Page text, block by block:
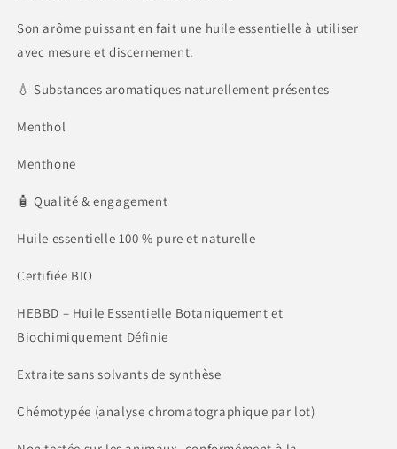
Son arôme puissant en fait une huile essentielle à utiliser
avec mesure et discernement.
💧 Substances aromatiques naturellement présentes
Menthol
Menthone
🧴 Qualité & engagement
Huile essentielle 100 % pure et naturelle
Certifiée BIO
HEBBD – Huile Essentielle Botaniquement et
Biochimiquement Définie
Extraite sans solvants de synthèse
Chémotypée (analyse chromatographique par lot)